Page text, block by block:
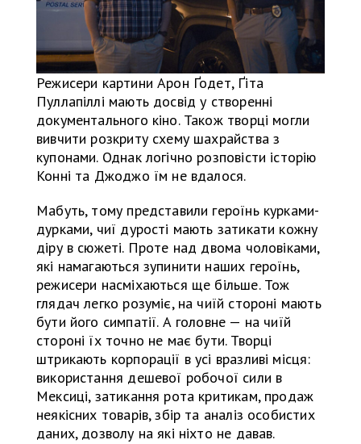
Режисери картини Арон Ґодет, Ґіта
Пуллапіллі мають досвід у створенні
документального кіно. Також творці могли
вивчити розкриту схему шахрайства з
купонами. Однак логічно розповісти історію
Конні та Джоджо їм не вдалося.
Мабуть, тому представили героїнь курками-
дурками, чиї дурості мають затикати кожну
діру в сюжеті. Проте над двома чоловіками,
які намагаються зупинити наших героїнь,
режисери насміхаються ще більше. Тож
глядач легко розуміє, на чиїй стороні мають
бути його симпатії. А головне — на чиїй
стороні їх точно не має бути. Творці
штрикають корпорації в усі вразливі місця:
використання дешевої робочої сили в
Мексиці, затикання рота критикам, продаж
неякісних товарів, збір та аналіз особистих
даних, дозволу на які ніхто не давав.